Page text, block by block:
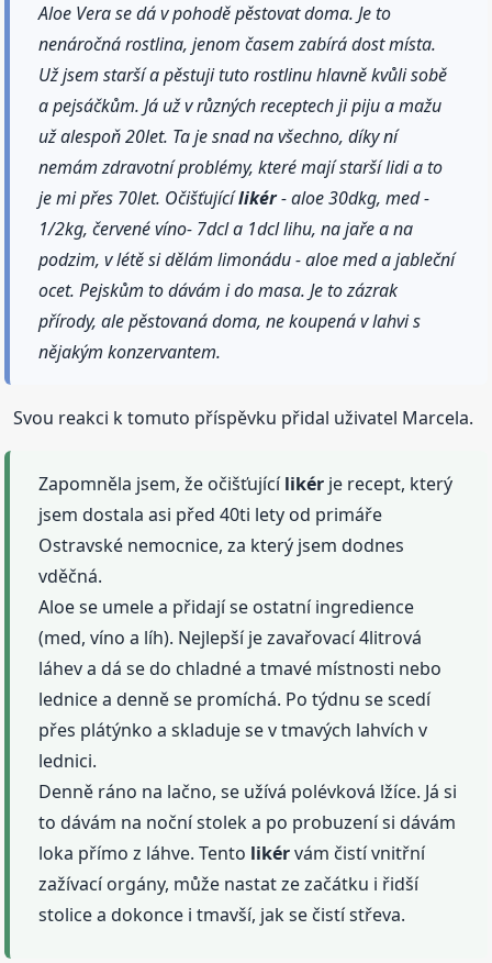
Aloe Vera se dá v pohodě pěstovat doma. Je to
nenáročná rostlina, jenom časem zabírá dost místa.
Už jsem starší a pěstuji tuto rostlinu hlavně kvůli sobě
a pejsáčkům. Já už v různých receptech ji piju a mažu
už alespoň 20let. Ta je snad na všechno, díky ní
nemám zdravotní problémy, které mají starší lidi a to
je mi přes 70let. Očišťujícílikér- aloe 30dkg, med -
1/2kg, červené víno- 7dcl a 1dcl lihu, na jaře a na
podzim, v létě si dělám limonádu - aloe med a jableční
ocet. Pejskům to dávám i do masa. Je to zázrak
přírody, ale pěstovaná doma, ne koupená v lahvi s
nějakým konzervantem.
Svou reakci k tomuto příspěvku přidal uživatel Marcela.
Zapomněla jsem, že očišťujícílikér je recept, který
jsem dostala asi před 40ti lety od primáře
Ostravské nemocnice, za který jsem dodnes
vděčná.
Aloe se umele a přidají se ostatní ingredience
(med, víno a líh). Nejlepší je zavařovací 4litrová
láhev a dá se do chladné a tmavé místnosti nebo
lednice a denně se promíchá. Po týdnu se scedí
přes plátýnko a skladuje se v tmavých lahvích v
lednici.
Denně ráno na lačno, se užívá polévková lžíce. Já si
to dávám na noční stolek a po probuzení si dávám
loka přímo z láhve. Tento likérvám čistí vnitřní
zažívací orgány, může nastat ze začátku i řidší
stolice a dokonce i tmavší, jak se čistí střeva.